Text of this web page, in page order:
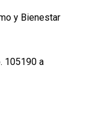
y Bienestar
105190 a